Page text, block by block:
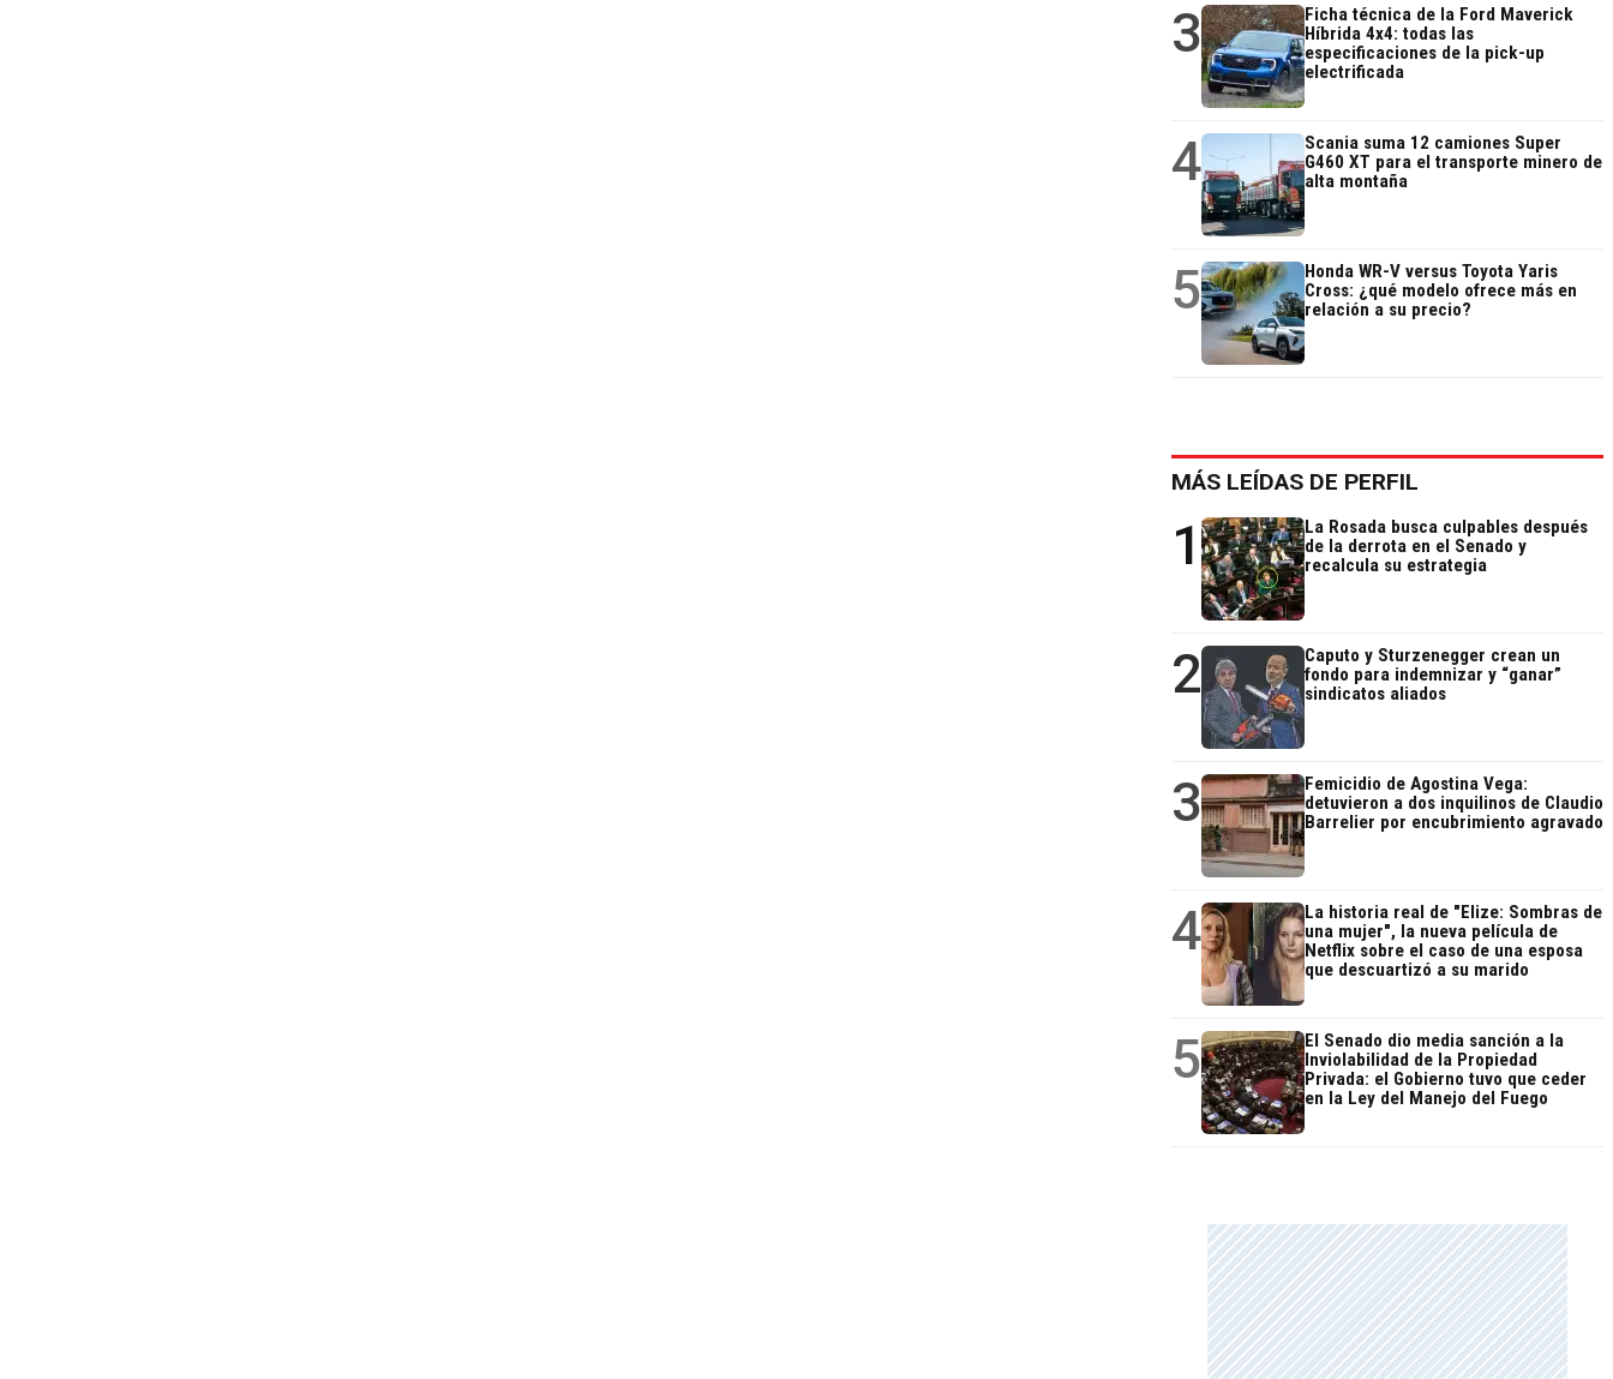
3
Ficha técnica de la Ford Maverick
Híbrida 4x4: todas las
especificaciones de la pick-up
electrificada
4
Scania suma 12 camiones Super
G460 XT para el transporte minero de
alta montaña
5
Honda WR-V versus Toyota Yaris
Cross: ¿qué modelo ofrece más en
relación a su precio?
MÁS LEÍDAS DE PERFIL
1
La Rosada busca culpables después
de la derrota en el Senado y
recalcula su estrategia
2
Caputo y Sturzenegger crean un
fondo para indemnizar y “ganar”
sindicatos aliados
3
Femicidio de Agostina Vega:
detuvieron a dos inquilinos de Claudio
Barrelier por encubrimiento agravado
4
La historia real de "Elize: Sombras de
una mujer", la nueva película de
Netflix sobre el caso de una esposa
que descuartizó a su marido
5
El Senado dio media sanción a la
Inviolabilidad de la Propiedad
Privada: el Gobierno tuvo que ceder
en la Ley del Manejo del Fuego